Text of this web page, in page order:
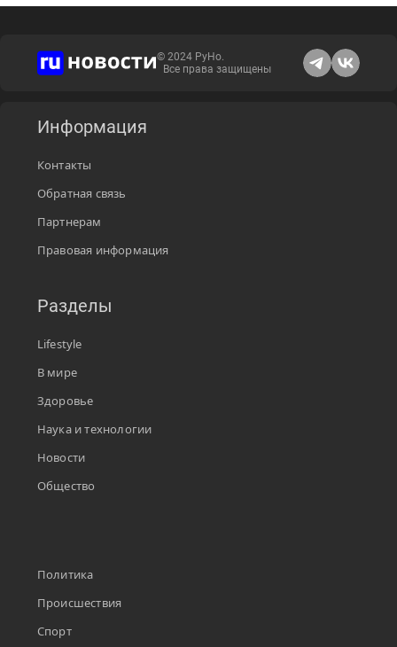
© 2024 РуНо.
Все права защищены
Информация
Контакты
Обратная связь
Партнерам
Правовая информация
Разделы
Lifestyle
В мире
Здоровье
Наука и технологии
Новости
Общество
Политика
Происшествия
Спорт